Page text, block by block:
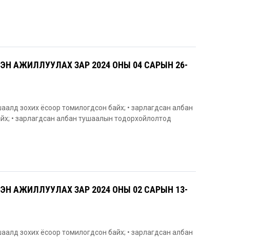
АЖИЛЛУУЛАХ ЗАР 2024 ОНЫ 04 САРЫН 26-
зохих ёсоор томилогдсон байх; • зарлагдсан албан
• зарлагдсан албан тушаалын тодорхойлолтод
АЖИЛЛУУЛАХ ЗАР 2024 ОНЫ 02 САРЫН 13-
зохих ёсоор томилогдсон байх; • зарлагдсан албан